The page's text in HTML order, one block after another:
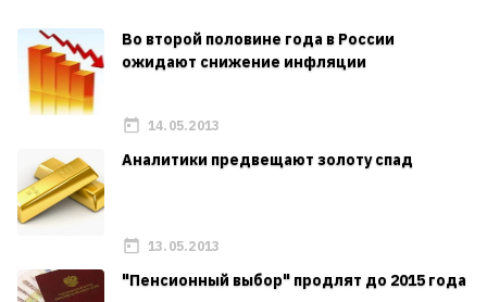
Во второй половине года в России
ожидают снижение инфляции
14.05.2013
Аналитики предвещают золоту спад
13.05.2013
"Пенсионный выбор" продлят до 2015 года